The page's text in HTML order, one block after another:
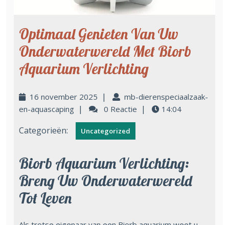
Optimaal Genieten Van Uw
Onderwaterwereld Met Biorb
Aquarium Verlichting
16 november 2025 |
mb-dierenspeciaalzaak-
en-aquascaping | 0 Reactie | 14:04
Categorieën: Uncategorized
Biorb Aquarium Verlichting:
Breng Uw Onderwaterwereld
Tot Leven